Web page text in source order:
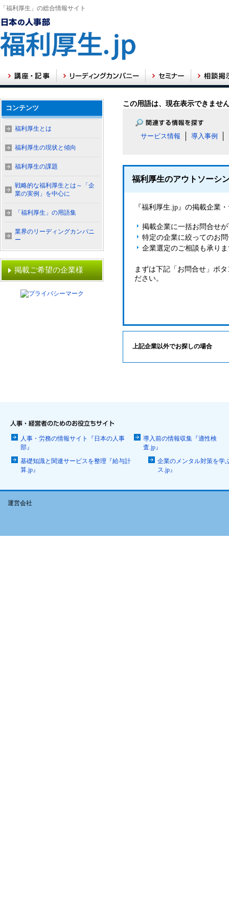
「福利厚生」の総合情報サイト
この用語は、現在表示できませ
サービス情報 導入事例
福利厚生のアウトソーシ
『福利厚生.jp』の掲載企業
掲載企業に一括お問合せ
特定の企業に絞ってのお
企業選定のご相談も承り
まずは下記「お問合せ」ボ
ださい。
上記企業以外でお探しの場合
コンテンツ
福利厚生とは
福利厚生の現状と傾向
福利厚生の課題
戦略的な福利厚生とは～「企
業の実例」を中心に
「福利厚生」の用語集
業界のリーディングカンパニ
ー
掲載ご希望の企業様
人事・労務の情報サイト『日本の人事
部』
導入前の情報収集『適性検
査.jp』
基礎知識と関連サービスを整理『給与計
算.jp』
企業のメンタル対策を学
ス.jp』
運営会社